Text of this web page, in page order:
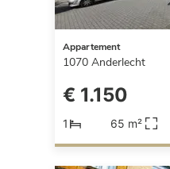
Appartement
1070 Anderlecht
€ 1.150
1 65 m²